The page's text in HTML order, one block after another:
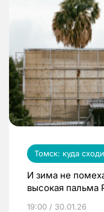
Томск: куда
И зима не
высокая пальма
19:00 / 30.01.26